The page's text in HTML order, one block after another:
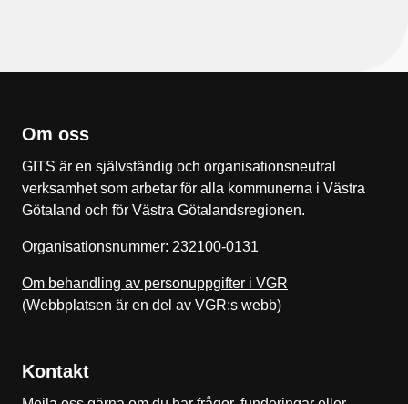
Om oss
GITS är en självständig och organisationsneutral
verksamhet som arbetar för alla kommunerna i Västra
Götaland och för Västra Götalandsregionen.
Organisationsnummer: 232100-0131
Om behandling av personuppgifter i VGR
(Webbplatsen är en del av VGR:s webb)
Kontakt